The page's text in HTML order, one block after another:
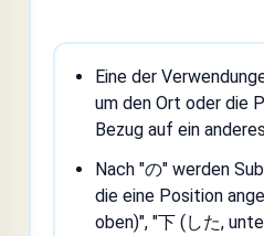
Eine der
um den Ort oder die
Bezug auf ein
Nach "の" werden
die eine Position
oben)", "下 (した,